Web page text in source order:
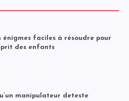
énigmes faciles à résoudre pour
des enfants
manipulateur deteste